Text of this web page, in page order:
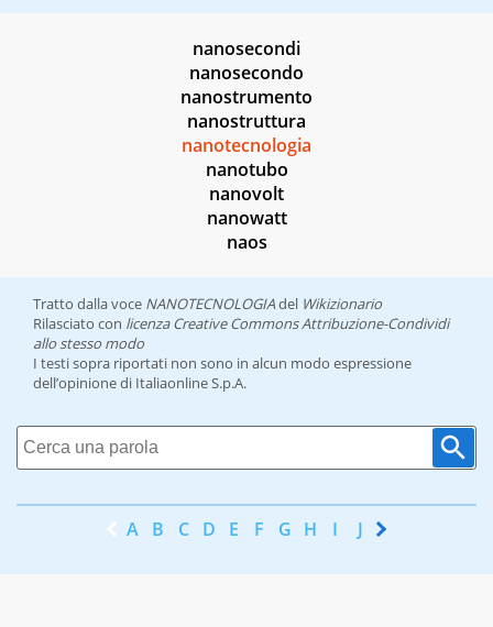
nanosecondi
nanosecondo
nanostrumento
nanostruttura
nanotecnologia
nanotubo
nanovolt
nanowatt
naos
Tratto dalla voce NANOTECNOLOGIAdel Wikizionario
Rilasciato con licenza Creative Commons Attribuzione-Condividi
allo stesso modo
I testi sopra riportati non sono in alcun modo espressione
dell’opinione di Italiaonline S.p.A.
A B C D E F G H I J K